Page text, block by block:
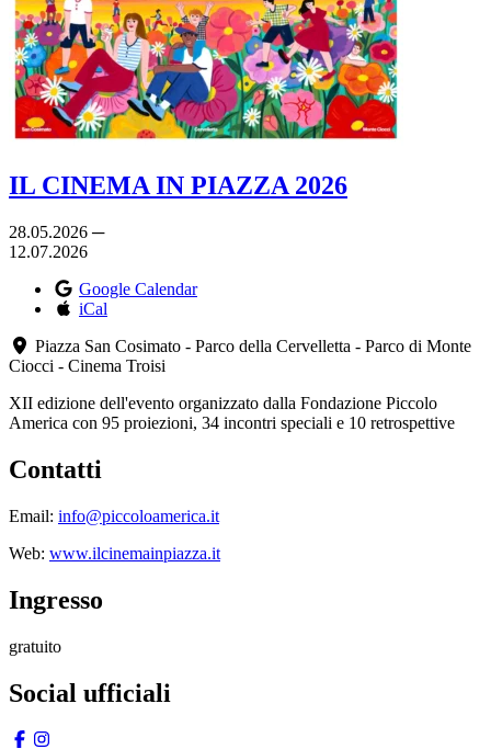
IL CINEMA IN PIAZZA 2026
28.05.2026 ─
12.07.2026
Google Calendar
iCal
Piazza San Cosimato - Parco della Cervelletta - Parco di Monte
Ciocci - Cinema Troisi
XII edizione dell'evento organizzato dalla Fondazione Piccolo
America con 95 proiezioni, 34 incontri speciali e 10 retrospettive
Contatti
Email: info@piccoloamerica.it
Web: www.ilcinemainpiazza.it
Ingresso
gratuito
Social ufficiali